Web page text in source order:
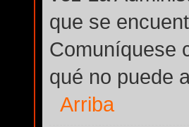
que se
Comuníquese
qué no puede
Arriba